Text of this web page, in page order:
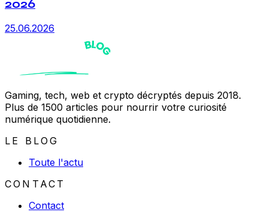
2026
25.06.2026
Gaming, tech, web et crypto décryptés depuis 2018.
Plus de 1500 articles pour nourrir votre curiosité
numérique quotidienne.
LE BLOG
Toute l'actu
CONTACT
Contact